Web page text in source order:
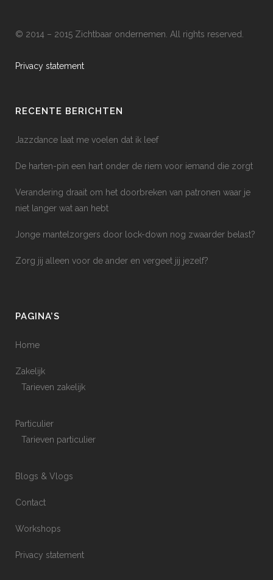
© 2014 – 2015 Zichtbaar ondernemen. All rights reserved.
Privacy statement
RECENTE BERICHTEN
Jazzdance laat me voelen dat ik leef
De harten-pin een hart onder de riem voor iemand die zorgt
Verandering draait om het doorbreken van patronen waar je
niet langer wat aan hebt
Jonge mantelzorgers door lock-down nog zwaarder belast?
Zorg jij alleen voor de ander en vergeet jij jezelf?
PAGINA’S
Home
Zakelijk
Tarieven zakelijk
Particulier
Tarieven particulier
Blogs & Vlogs
Contact
Workshops
Privacy statement